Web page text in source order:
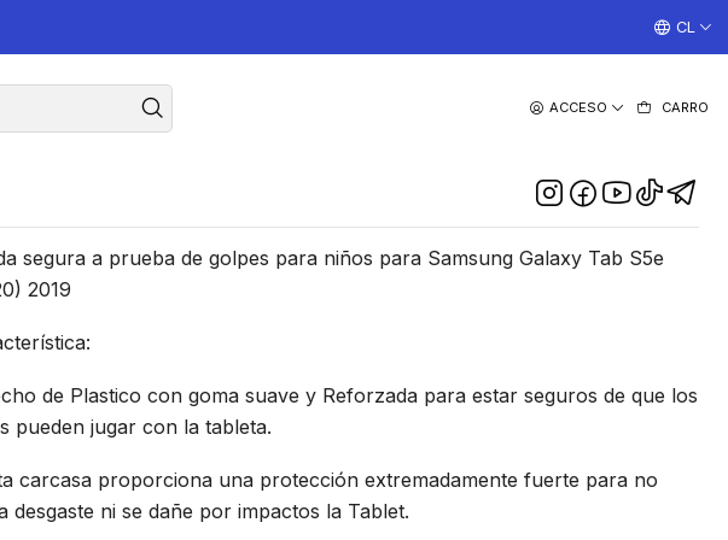
ACCESO CARRO
¡TRABAJAMOS TODOS LOS DIAS CON ENVIOS A TODO
CL
Carcasa Samsung Tab S5e de 10.5
segura a prueba de golpes para niños para Samsung Galaxy Tab S5e
2019
de Plastico con goma suave y Reforzada para estar seguros de que los
pueden jugar con la tableta.
carcasa proporciona una protección extremadamente fuerte para no
desgaste ni se dañe por impactos la Tablet.